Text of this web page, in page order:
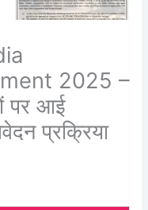
2025 –
पर आई
प्रक्रिया